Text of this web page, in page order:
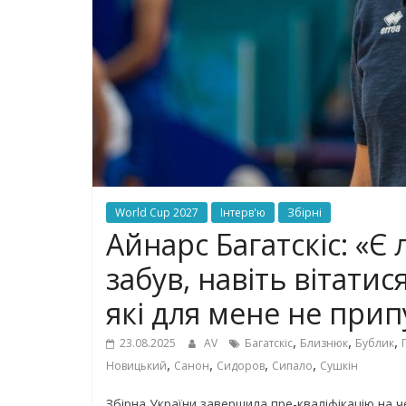
World Cup 2027 Інтерв'ю Збірні
Айнарс Багатскіс:
забув, навіть
які для мене не
23.08.2025 AV Багатскіс, Близнюк, Бублик,
Новицький, Санон, Сидоров, Сипало, Сушкін